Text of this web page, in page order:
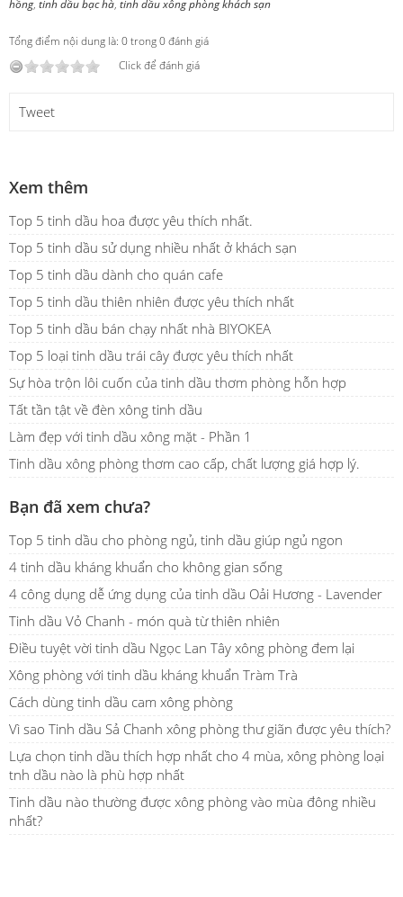
hồng, tinh dầu bạc hà, tinh dầu xông phòng khách sạn
Tổng điểm nội dung là: 0 trong 0 đánh giá
Click để đánh giá
Tweet
Xem thêm
Top 5 tinh dầu hoa được yêu thích nhất.
Top 5 tinh dầu sử dụng nhiều nhất ở khách sạn
Top 5 tinh dầu dành cho quán cafe
Top 5 tinh dầu thiên nhiên được yêu thích nhất
Top 5 tinh dầu bán chạy nhất nhà BIYOKEA
Top 5 loại tinh dầu trái cây được yêu thích nhất
Sự hòa trộn lôi cuốn của tinh dầu thơm phòng hỗn hợp
Tất tần tật về đèn xông tinh dầu
Làm đẹp với tinh dầu xông mặt - Phần 1
Tinh dầu xông phòng thơm cao cấp, chất lượng giá hợp lý.
Bạn đã xem chưa?
Top 5 tinh dầu cho phòng ngủ, tinh dầu giúp ngủ ngon
4 tinh dầu kháng khuẩn cho không gian sống
4 công dụng dễ ứng dụng của tinh dầu Oải Hương - Lavender
Tinh dầu Vỏ Chanh - món quà từ thiên nhiên
Điều tuyệt vời tinh dầu Ngọc Lan Tây xông phòng đem lại
Xông phòng với tinh dầu kháng khuẩn Tràm Trà
Cách dùng tinh dầu cam xông phòng
Vì sao Tinh dầu Sả Chanh xông phòng thư giãn được yêu thích?
Lựa chọn tinh dầu thích hợp nhất cho 4 mùa, xông phòng loại
tnh dầu nào là phù hợp nhất
Tinh dầu nào thường được xông phòng vào mùa đông nhiều
nhất?